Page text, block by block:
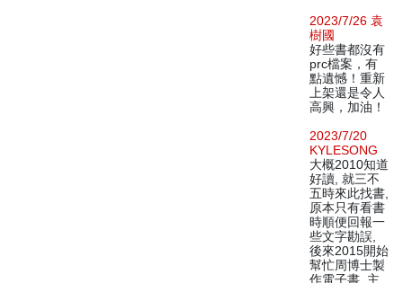
2023/7/26 袁
樹國
好些書都沒有
prc檔案，有
點遺憾！重新
上架還是令人
高興，加油！
2023/7/20
KYLESONG
大概2010知道
好讀, 就三不
五時來此找書,
原本只有看書
時順便回報一
些文字勘誤,
後來2015開始
幫忙周博士製
作電子書, 主